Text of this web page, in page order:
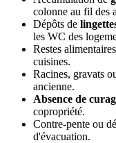
colonne au fil des
Dépôts de
les WC des
Restes
cuisines.
Racines, gravats
ancienne.
Absence de
copropriété.
Contre-pente ou
d'évacuation.